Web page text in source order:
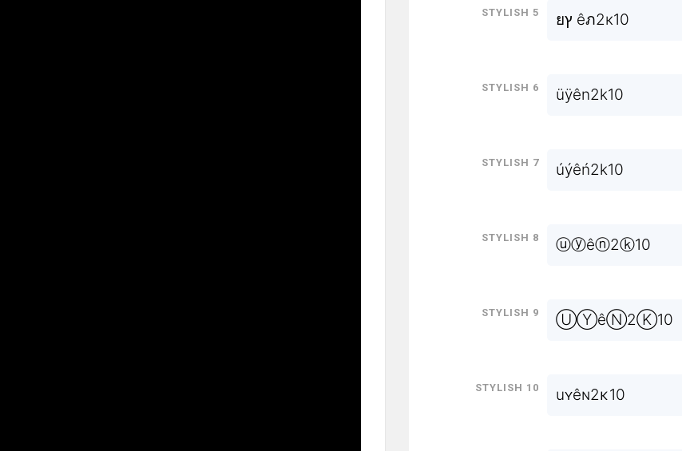
Stylish 5 ยץ êภ2к10
Stylish 6 üÿên2k10
Stylish 7 úýêń2k10
Stylish 8 ⓤⓨêⓝ2ⓚ10
Stylish 9 ⓊⓎêⓃ2Ⓚ10
Stylish 10 uʏêɴ2κ10